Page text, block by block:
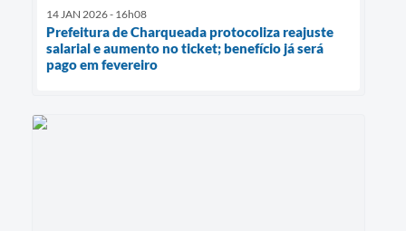
14 JAN 2026 - 16h08
Prefeitura de Charqueada protocoliza reajuste
salarial e aumento no ticket; benefício já será
pago em fevereiro